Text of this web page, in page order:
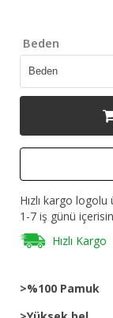
Beden
Hızlı kargo
1-7 iş günü
Hızlı Kargo
>%100 Pamuk